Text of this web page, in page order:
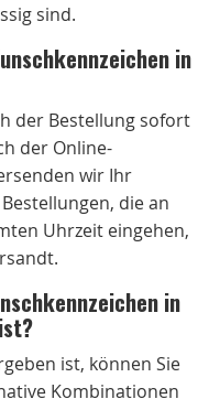
sind.
in
der Bestellung sofort
der Online-
wir Ihr
die an
Uhrzeit eingehen,
in
ist, können Sie
Kombinationen